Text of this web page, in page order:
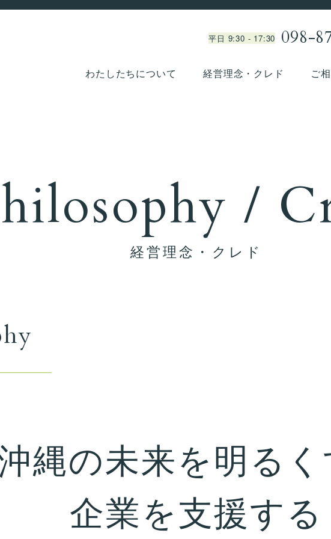
わたしたちについて 経営理念・クレド ご
平日 9:30 - 17:30 098-
/
経営理念・クレド
縄の未来を明る
企業を支援する